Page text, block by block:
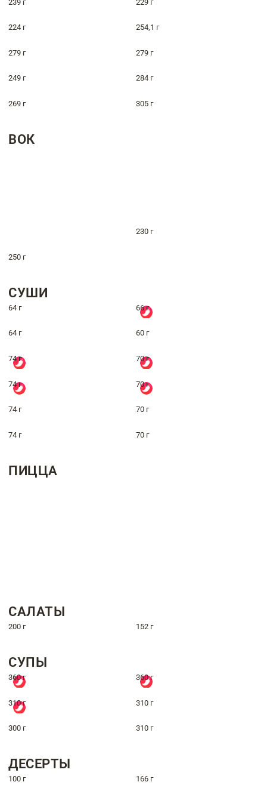
239 г 229 г
224 г 254,1 г
279 г 279 г
249 г 284 г
269 г 305 г
ВОК
230 г
250 г
СУШИ
64 г 66 г
64 г 60 г
74 г 70 г
74 г 70 г
74 г 70 г
74 г 70 г
ПИЦЦА
САЛАТЫ
200 г 152 г
СУПЫ
360 г 360 г
310 г 310 г
300 г 310 г
ДЕСЕРТЫ
100 г 166 г